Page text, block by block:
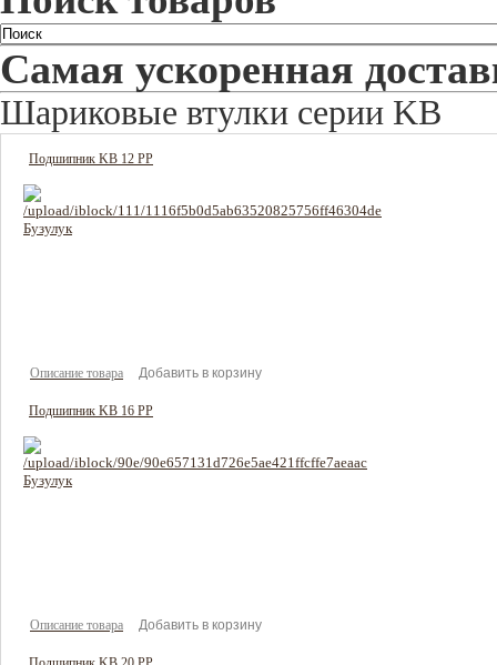
Самая ускоренная
Шариковые втулки серии KB
Подшипник KB 12 PP
Описание товара
Подшипник KB 16 PP
Описание товара